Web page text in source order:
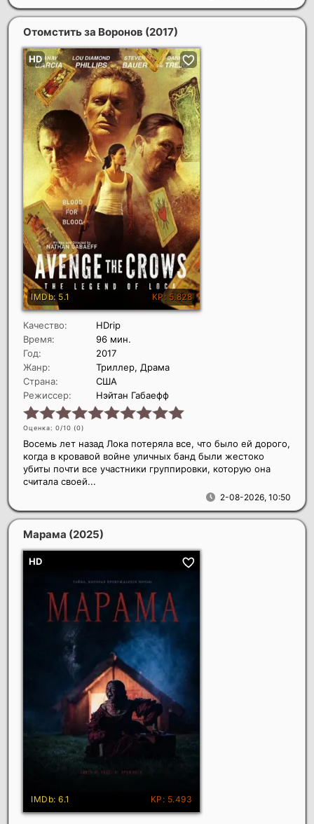
Отомстить за Воронов (2017)
Качество:
HDrip
Время:
96 мин.
Год:
2017
Жанр:
Триллер, Драма
Страна:
США
Режиссер:
Нэйтан Габаефф
Оценка: 0/10 (0)
2-08-2026, 10:50
Восемь лет назад Лока потеряла все, что было ей дорого,
когда в кровавой войне уличных банд были жестоко
убиты почти все участники группировки, которую она
считала своей...
Марама (2025)